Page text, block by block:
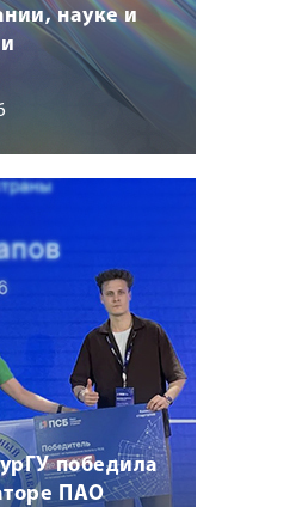
науке и
победила
ПАО